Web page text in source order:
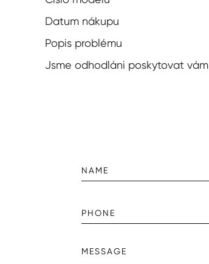
Datum nákupu
Popis problému
Jsme odhodláni poskytovat